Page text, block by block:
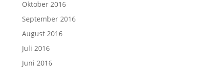
Oktober 2016
September 2016
August 2016
Juli 2016
Juni 2016